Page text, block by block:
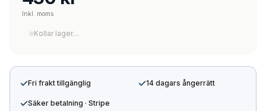
Inkl. moms
Kollar lager…
✓Fri frakt tillgänglig ✓14 dagars ångerrätt
✓Säker betalning · Stripe